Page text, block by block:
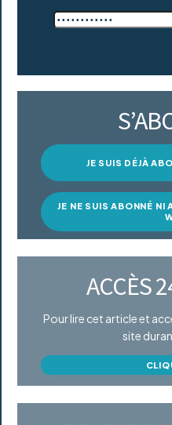
JE SUIS DÉJÀ
JE NE SUIS ABONNÉ NI
ACCÈS
Pour lire cet article et
site